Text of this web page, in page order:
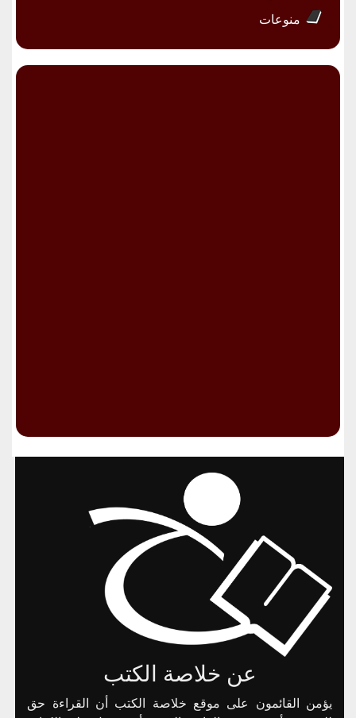
منوعات
عن خلاصة الكتب
يؤمن القائمون على موقع خلاصة الكتب أن القراءة حق